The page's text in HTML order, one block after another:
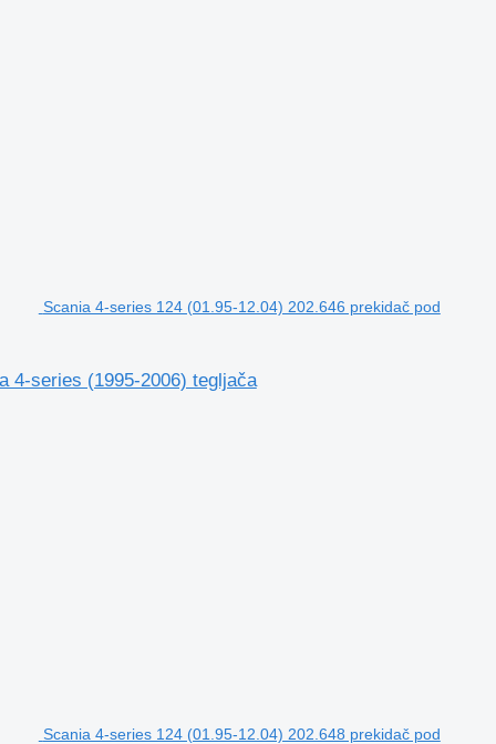
Scania 4-series 124 (01.95-12.04) 202.646 prekidač pod
4-series (1995-2006) tegljača
Scania 4-series 124 (01.95-12.04) 202.648 prekidač pod